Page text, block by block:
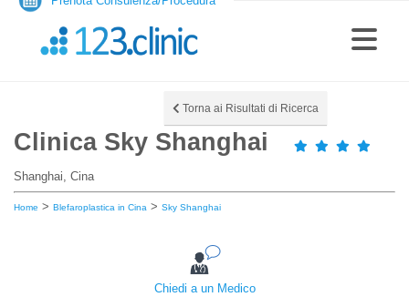
Torna ai Risultati di Ricerca
Clinica Sky Shanghai
Shanghai, Cina
Home > Blefaroplastica in Cina > Sky Shanghai
Chiedi a un Medico